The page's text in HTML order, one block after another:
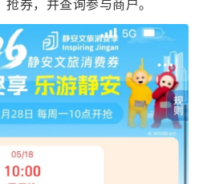
券，并查询参与商户。